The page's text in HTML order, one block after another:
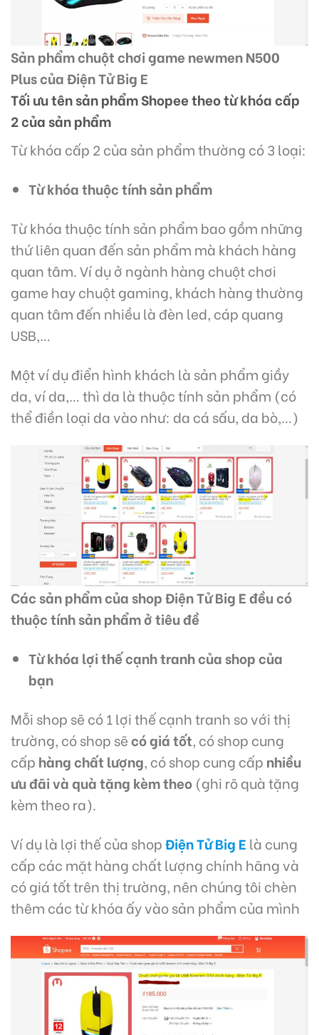
Sản phẩm chuột chơi game newmen N500
Plus của Điện Tử Big E
Tối ưu tên sản phẩm Shopee theo từ khóa cấp
2 của sản phẩm
Từ khóa cấp 2 của sản phẩm thường có 3 loại:
Từ khóa thuộc tính sản phẩm
Từ khóa thuộc tính sản phẩm bao gồm những
thứ liên quan đến sản phẩm mà khách hàng
quan tâm. Ví dụ ở ngành hàng chuột chơi
game hay chuột gaming, khách hàng thường
quan tâm đến nhiều là đèn led, cáp quang
USB,…
Một ví dụ điển hình khách là sản phẩm giầy
da, ví da,… thì da là thuộc tính sản phẩm (có
thể điền loại da vào như: da cá sấu, da bò,…)
Các sản phẩm của shop Điện Tử Big E đều có
thuộc tính sản phẩm ở tiêu đề
Từ khóa lợi thế cạnh tranh của shop của
bạn
Mỗi shop sẽ có 1 lợi thế cạnh tranh so với thị
trường, có shop sẽcó giá tốt, có shop cung
cấp hàng chất lượng, có shop cung cấp nhiều
ưu đãi và quà tặng kèm theo (ghi rõ quà tặng
kèm theo ra).
Ví dụ là lợi thế của shopĐiện Tử Big E là cung
cấp các mặt hàng chất lượng chính hãng và
có giá tốt trên thị trường, nên chúng tôi chèn
thêm các từ khóa ấy vào sản phẩm của mình